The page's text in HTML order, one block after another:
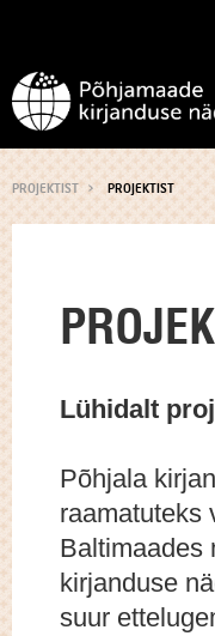
PROJEKTIST PROJEKTIST
Lühidalt
Põhjala
raamatuteks
Baltimaades
kirjanduse
suur